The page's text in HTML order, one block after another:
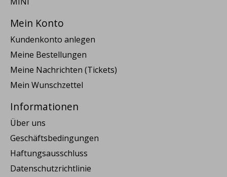
Mein Konto
Kundenkonto anlegen
Meine Bestellungen
Meine Nachrichten (Tickets)
Mein Wunschzettel
Informationen
Über uns
Geschäftsbedingungen
Haftungsausschluss
Datenschutzrichtlinie